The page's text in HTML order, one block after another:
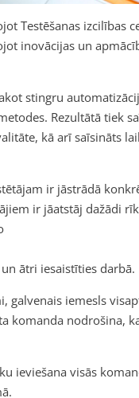
Testēšanas izcilības
inovācijas un
stingru
Rezultātā tiek
kā arī saīsināts
ir jāstrādā
ir jāatstāj dažādi
ātri iesaistīties darbā.
galvenais iemesls
komanda nodrošina,
ieviešana visās